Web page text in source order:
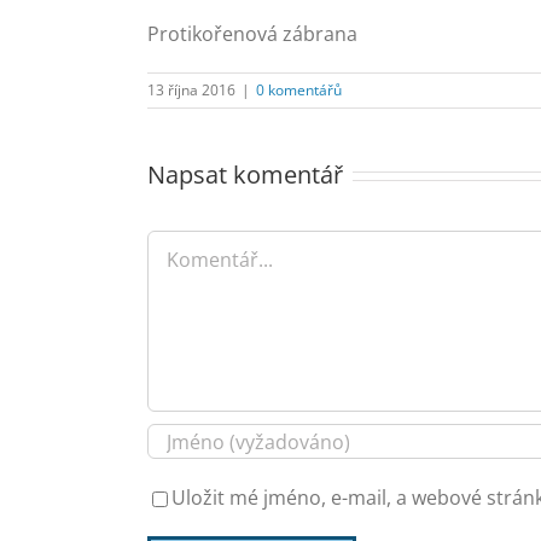
Protikořenová zábrana
13 října 2016 | 0 komentářů
Napsat komentář
Komentář
Uložit mé jméno, e-mail, a webové